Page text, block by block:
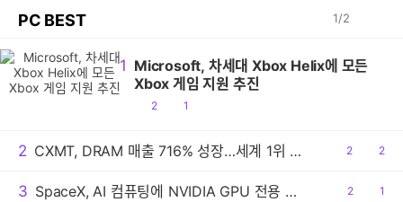
PC BEST 1/2
1 Microsoft, 차세대 Xbox Helix에 모든
Xbox 게임 지원 추진
공
2
댓1
2 CXMT, DRAM 매출 716% 성장…세계 1위 기록
공
2
댓
2
3 SpaceX, AI 컴퓨팅에 NVIDIA GPU 전용 사용
공
2
댓1